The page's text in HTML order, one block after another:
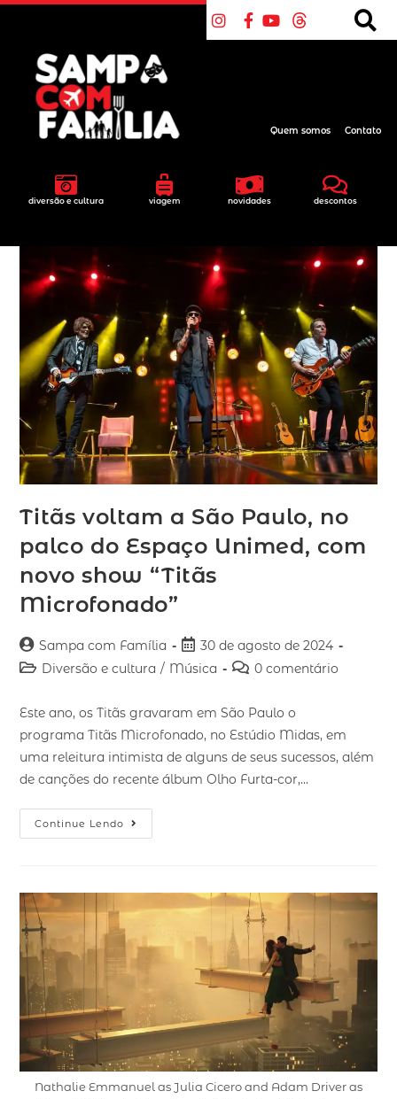
diversão e cultura viagem novidades descontos
Quem somos Contato
Titãs voltam a São Paulo, no
palco do Espaço Unimed, com
novo show “Titãs
Microfonado”
Sampa com Família
30 de agosto de 2024
Diversão e cultura / Música 0 comentário
Este ano, os Titãs gravaram em São Paulo o
programa Titãs Microfonado, no Estúdio Midas, em
uma releitura intimista de alguns de seus sucessos, além
de canções do recente álbum Olho Furta-cor,…
Continue Lendo
Nathalie Emmanuel as Julia Cicero and Adam Driver as